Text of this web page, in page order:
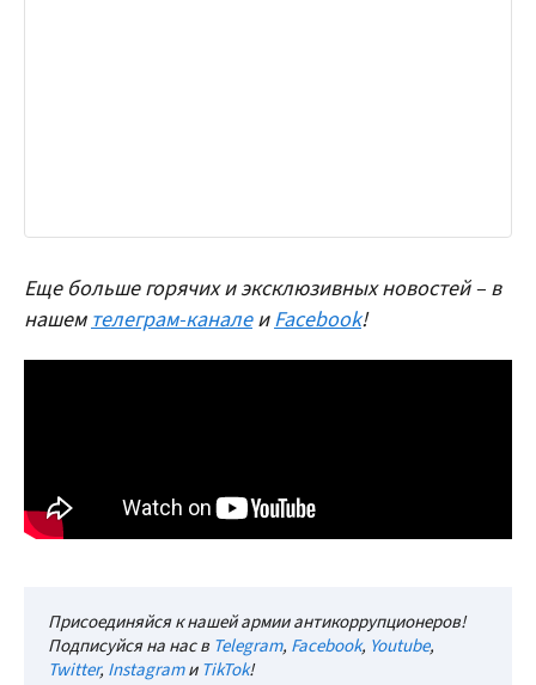
Еще больше горячих и эксклюзивных новостей – в
нашемтелеграм-каналеиFacebook!
Присоединяйся к нашей армии антикоррупционеров!
Подписуйся на нас в Telegram, Facebook, Youtube,
Twitter, InstagramиTikTok!